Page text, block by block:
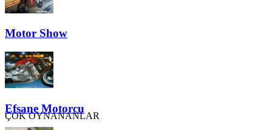
Motor Show
Efsane Motorcu
ÇOK OYNANANLAR